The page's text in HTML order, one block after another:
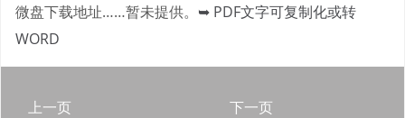
微盘下载地址……暂未提供。 ➥ PDF文字可复制化或转
WORD
上一页
下一页